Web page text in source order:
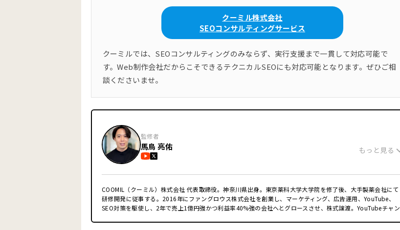
クーミル株式会社
SEOコンサルティングサービス
クーミルでは、SEOコンサルティングのみならず、実行支援まで一貫して対応可能で
す。Web制作会社だからこそできるテクニカルSEOにも対応可能となります。ぜひご相
談くださいませ。
もっと見る
監修者
馬鳥 亮佑
COOMIL（クーミル）株式会社 代表取締役。神奈川県出身。東京薬科大学大学院を修了後、大手製薬会社にて
研修開発に従事する。2016年にファングロウス株式会社を創業し、マーケティング、広告運用、YouTube、
SEO対策を駆使し、2年で売上1億円強かつ利益率40%強の会社へとグロースさせ、株式譲渡。YouTubeチャン